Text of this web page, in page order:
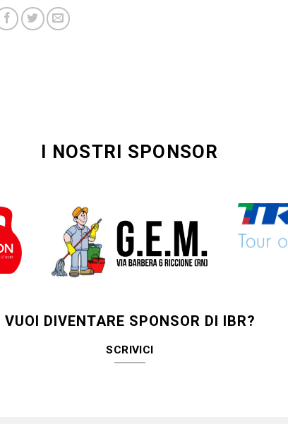
I NOSTRI SPONSOR
VUOI DIVENTARE SPONSOR DI IBR?
SCRIVICI